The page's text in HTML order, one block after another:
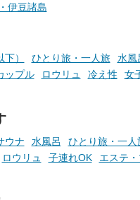
能で、源泉かけ流
すすめしたい施設
た。
チェッ
のPR
伊豆諸島
） ひとり旅・一人旅 水風
ップル ロウリュ 冷え性
女
ウナ 水風呂 ひとり旅・一人
ロウリュ 子連れOK
エステ